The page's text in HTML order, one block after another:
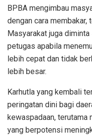
BPBA mengimbau
dengan cara membakar,
Masyarakat juga
petugas apabila
lebih cepat dan tidak
lebih besar.
Karhutla yang kembali
peringatan dini bagi
kewaspadaan, terutama
yang berpotensi